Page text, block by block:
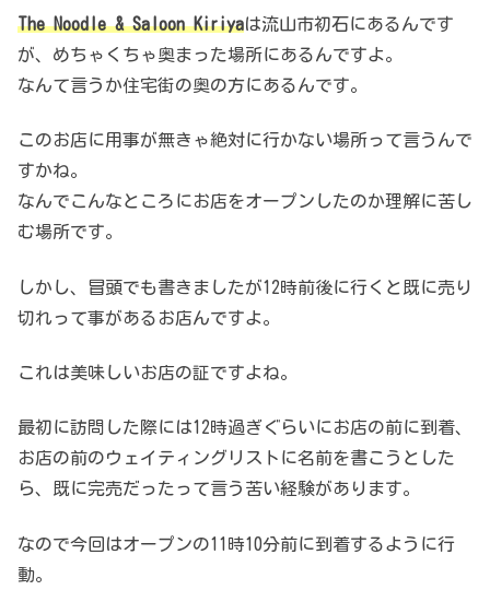
The Noodle & Saloon Kiriyaは流山市初石にあるんです
が、めちゃくちゃ奥まった場所にあるんですよ。
なんて言うか住宅街の奥の方にあるんです。
このお店に用事が無きゃ絶対に行かない場所って言うんで
すかね。
なんでこんなところにお店をオープンしたのか理解に苦し
む場所です。
しかし、冒頭でも書きましたが12時前後に行くと既に売り
切れって事があるお店んですよ。
これは美味しいお店の証ですよね。
最初に訪問した際には12時過ぎぐらいにお店の前に到着、
お店の前のウェイティングリストに名前を書こうとした
ら、既に完売だったって言う苦い経験があります。
なので今回はオープンの11時10分前に到着するように行
動。